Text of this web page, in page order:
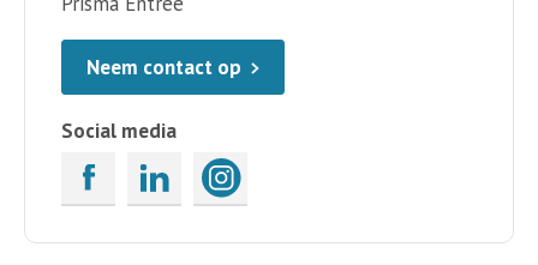
Neem contact op
Social media